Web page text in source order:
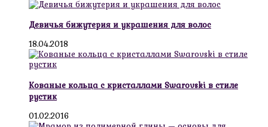
Девичья бижутерия и украшения для волос
18.04.2018
Кованые кольца с кристаллами Swarovski в стиле
рустик
01.02.2016